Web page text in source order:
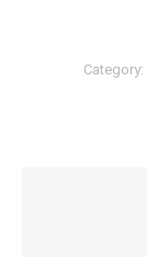
Category: